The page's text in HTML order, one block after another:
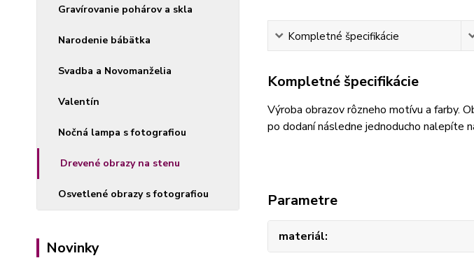
Gravírovanie pohárov a skla
Narodenie bábätka
Svadba a Novomanželia
Valentín
Nočná lampa s fotografiou
Drevené obrazy na stenu
Osvetlené obrazy s fotografiou
Novinky
Kompletné špecifikácie
Kompletné špecifikácie
Výroba obrazov rôzneho motívu a farby.
po dodaní následne jednoducho nalepíte
Parametre
materiál